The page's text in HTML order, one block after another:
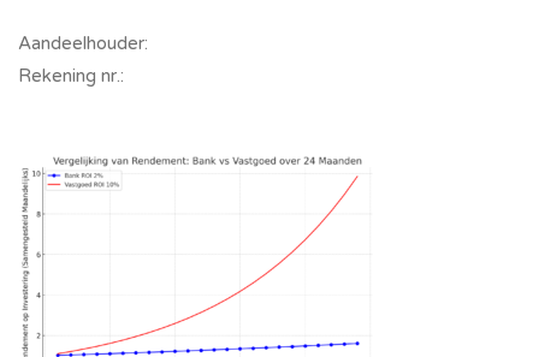
Aandeelhouder:
Rekening nr.: